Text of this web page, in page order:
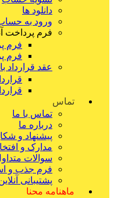
دانلود ها
ورود به
فرم پرداخت
فرم
فرم
عقد قرارداد
تماس
تماس با ما
درباره ما
پیشنهاد و
مدارک و
سوالات
فرم جذب و
پشتیبانی
ماهنامه محنا